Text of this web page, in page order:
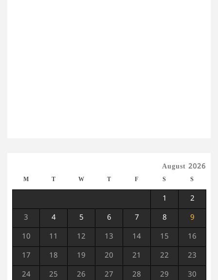
August 2026
M T W T F S S
1 2
3 4 5 6 7 8 9
10 11 12 13 14 15 16
17 18 19 20 21 22 23
24 25 26 27 28 29 30